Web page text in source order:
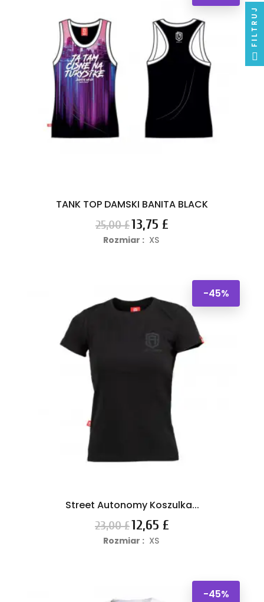
TANK TOP DAMSKI BANITA BLACK
Cena
podstawowa
25,00 £Cena
13,75 £
Rozmiar : XS
Street Autonomy Koszulka...
Cena
podstawowa
23,00 £
-45%
Cena
12,65 £
Rozmiar : XS
-45%
FILTRUJ